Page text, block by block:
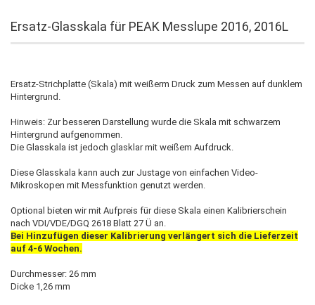
Ersatz-Glasskala für PEAK Messlupe 2016, 2016L
Ersatz-Strichplatte (Skala) mit weißerm Druck zum Messen auf dunklem
Hintergrund.
Hinweis: Zur besseren Darstellung wurde die Skala mit schwarzem
Hintergrund aufgenommen.
Die Glasskala ist jedoch glasklar mit weißem Aufdruck.
Diese Glasskala kann auch zur Justage von einfachen Video-
Mikroskopen mit Messfunktion genutzt werden.
Optional bieten wir mit Aufpreis für diese Skala einen Kalibrierschein
nach VDI/VDE/DGQ 2618 Blatt 27 Ü an.
Bei Hinzufügen dieser Kalibrierung verlängert sich die Lieferzeit
auf 4-6 Wochen.
Durchmesser: 26 mm
Dicke 1,26 mm